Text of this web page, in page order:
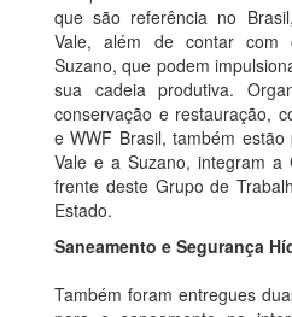
que são referência no
Vale, além de contar com
Suzano, que podem
sua cadeia produtiva.
conservação e restauração,
e WWF Brasil, também
Vale e a Suzano, integram a
frente deste Grupo de
Estado.
Saneamento e Segurança
Também foram entregues